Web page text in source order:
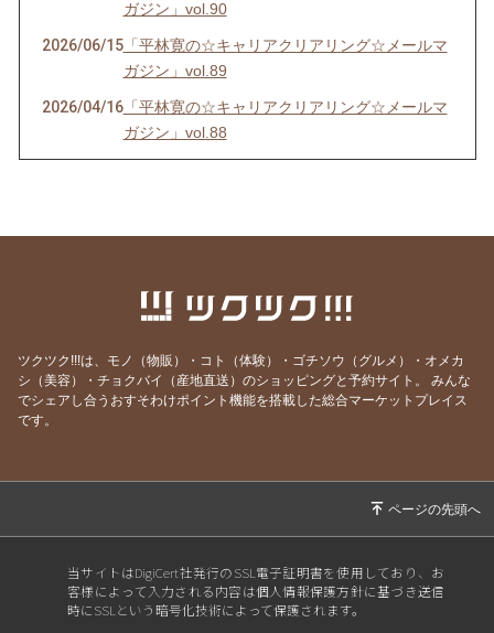
ガジン」vol.90
2026/06/15「平林寛の☆キャリアクリアリング☆メールマ
ガジン」vol.89
2026/04/16「平林寛の☆キャリアクリアリング☆メールマ
ガジン」vol.88
「平林寛の☆キャリアクリアリング☆メールマ
ガジン」vol.85
2025/11/19 「平林寛の☆キャリアクリアリング☆メールマ
ガジン」vol.84
2025/10/20
2025/09/21「平林寛の☆キャリアクリアリング☆メールマ
2025/08/23「平林寛の☆キャリアクリアリング☆メールマ
ガジン」vol.81
2025/07/25 「平林寛の☆キャリアクリアリング☆メールマ
ツクツク!!!は、モノ（物販）・コト（体験）・ゴチソウ（グルメ）・オメカ
シ（美容）・チョクバイ（産地直送）のショッピングと予約サイト。
みんな
でシェアし合うおすそわけポイント機能を搭載した総合マーケットプレイス
です。
当サイトはDigiCert社発行のSSL電子証明書を使用しており、お
客様によって入力される内容は個人情報保護方針に基づき送信
時にSSLという暗号化技術によって保護されます。